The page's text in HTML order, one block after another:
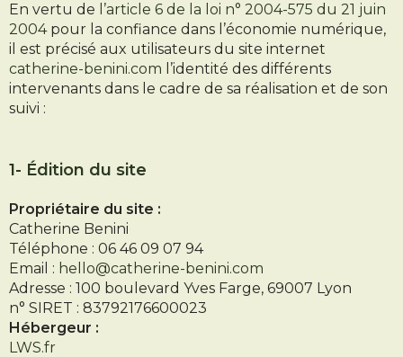
En vertu de l’article 6 de la loi n° 2004-575 du 21 juin
2004pour la confiance dans l’économie numérique,
il est précisé aux utilisateurs du site internet
catherine-benini.com l’identité des différents
intervenants dans le cadre de sa réalisation et de son
suivi :
1- Édition du site
Propriétaire du site :
Catherine Benini
Téléphone : 06 46 09 07 94
Email : hello@catherine-benini.com
Adresse : 100 boulevard Yves Farge, 69007 Lyon
n° SIRET : 83792176600023
Hébergeur :
LWS.fr